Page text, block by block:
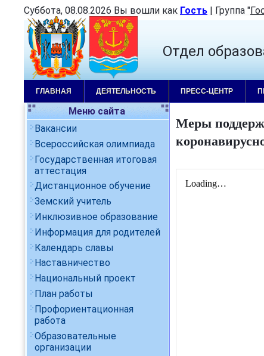
Суббота, 08.08.2026 Вы вошли как Гость | Группа "
Отдел
ГЛАВНАЯ ДЕЯТЕЛЬНОСТЬ ПРЕСС-ЦЕНТР
Меню сайта
Вакансии
Всероссийская олимпиада
Государственная итоговая
аттестация
Дистанционное обучение
Земский учитель
Инклюзивное образование
Информация для родителей
Календарь славы
Наставничество
Национальный проект
План работы
Профориентационная
работа
Образовательные
организации
Меры